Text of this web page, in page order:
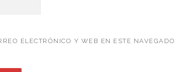
ELECTRÓNICO Y WEB EN ESTE